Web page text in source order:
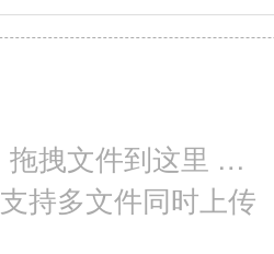
拖拽文件到这里 …
支持多文件同时上传